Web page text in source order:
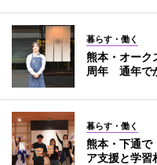
暮らす・働く
熊本・オーク
周年 通年で
暮らす・働く
熊本・下通
ア支援と学習